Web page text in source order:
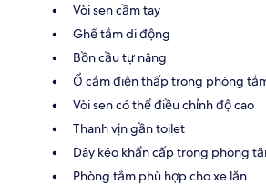
Vòi sen cầm tay
Ghế tắm di động
Bồn cầu tự nâng
Ổ cắm điện thấp trong phòng
Vòi sen có thể điều chỉnh độ cao
Thanh vịn gần toilet
Dây kéo khẩn cấp trong phòng
Phòng tắm phù hợp cho xe lăn